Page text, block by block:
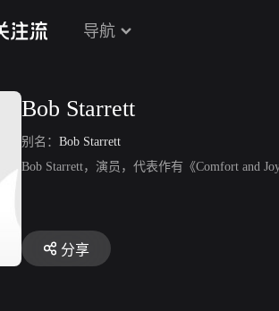
导航
Bob Starrett
别名： Bob Starrett
Bob Starrett，演员，代表作有《Comfort and
分享